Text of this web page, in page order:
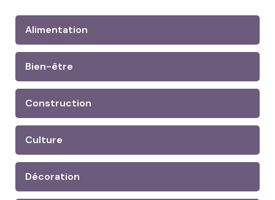
Alimentation
Bien-être
Construction
Culture
Décoration